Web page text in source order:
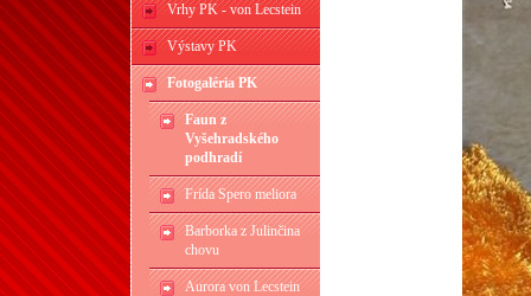
Vrhy PK - von Lecstein
Výstavy PK
Fotogaléria PK
Faun z
Vyšehradského
podhradí
Frída Spero meliora
Barborka z Julinčina
chovu
Aurora von Lecstein